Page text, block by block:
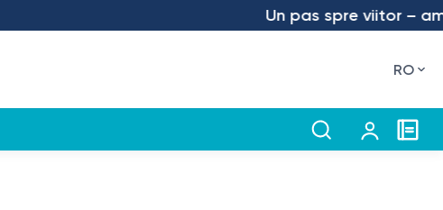
Un pas spre viitor – am lansat
RO